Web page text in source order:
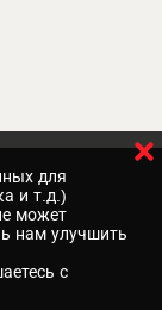
для
и т.д.)
может
нам улучшить
с